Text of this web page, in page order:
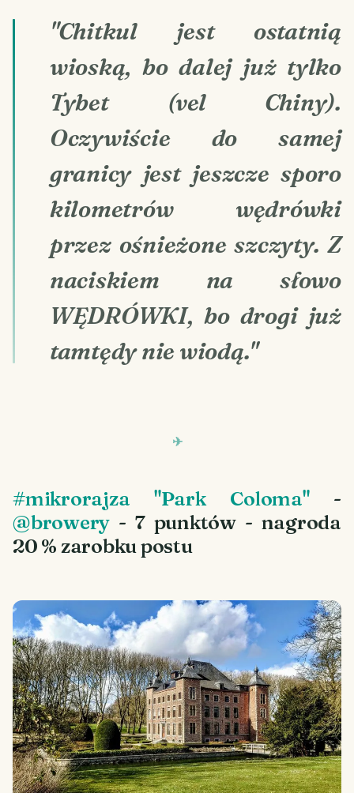
"Chitkul jest ostatnią
wioską, bo dalej już tylko
Tybet (vel Chiny).
Oczywiście do samej
granicy jest jeszcze sporo
kilometrów wędrówki
przez ośnieżone szczyty. Z
naciskiem na słowo
WĘDRÓWKI, bo drogi już
tamtędy nie wiodą."
#mikrorajza "Park Coloma"-
@browery - 7 punktów - nagroda
20 % zarobku postu